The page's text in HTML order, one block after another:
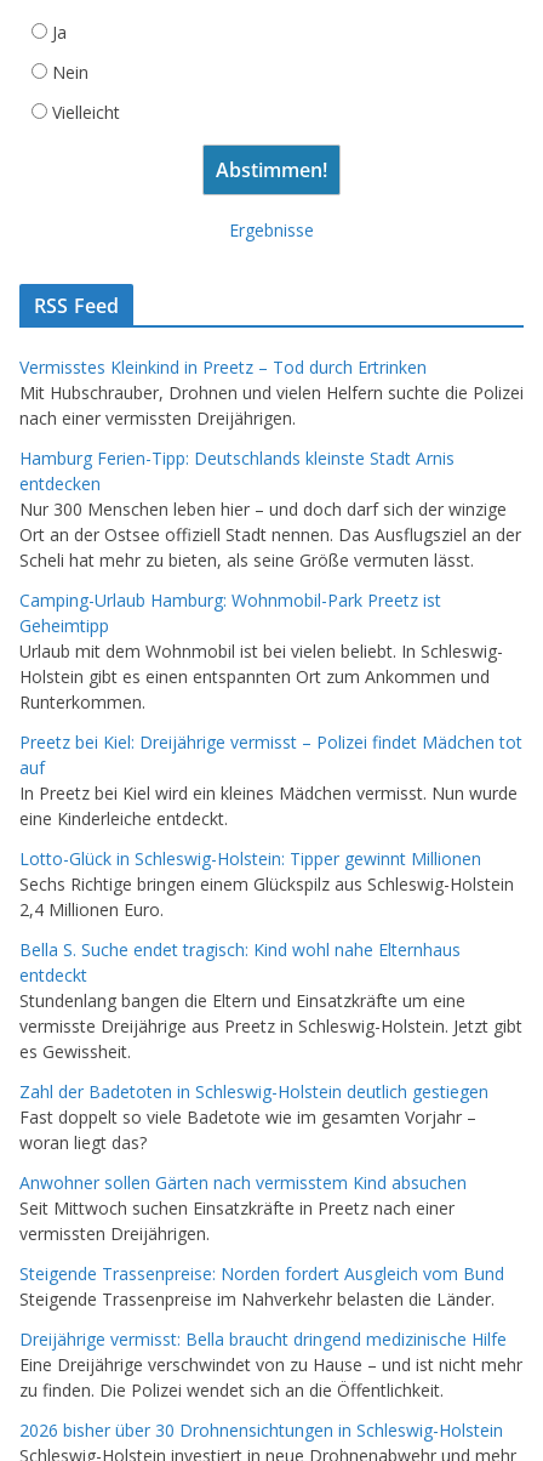
Ja
Nein
Vielleicht
Ergebnisse
RSS Feed
Vermisstes Kleinkind in Preetz – Tod durch Ertrinken
Mit Hubschrauber, Drohnen und vielen Helfern suchte die Polizei
nach einer vermissten Dreijährigen.
Hamburg Ferien-Tipp: Deutschlands kleinste Stadt Arnis
entdecken
Nur 300 Menschen leben hier – und doch darf sich der winzige
Ort an der Ostsee offiziell Stadt nennen. Das Ausflugsziel an der
Scheli hat mehr zu bieten, als seine Größe vermuten lässt.
Camping-Urlaub Hamburg: Wohnmobil-Park Preetz ist
Geheimtipp
Urlaub mit dem Wohnmobil ist bei vielen beliebt. In Schleswig-
Holstein gibt es einen entspannten Ort zum Ankommen und
Runterkommen.
Preetz bei Kiel: Dreijährige vermisst – Polizei findet Mädchen tot
auf
In Preetz bei Kiel wird ein kleines Mädchen vermisst. Nun wurde
eine Kinderleiche entdeckt.
Lotto-Glück in Schleswig-Holstein: Tipper gewinnt Millionen
Sechs Richtige bringen einem Glückspilz aus Schleswig-Holstein
2,4 Millionen Euro.
Bella S. Suche endet tragisch: Kind wohl nahe Elternhaus
entdeckt
Stundenlang bangen die Eltern und Einsatzkräfte um eine
vermisste Dreijährige aus Preetz in Schleswig-Holstein. Jetzt gibt
es Gewissheit.
Zahl der Badetoten in Schleswig-Holstein deutlich gestiegen
Fast doppelt so viele Badetote wie im gesamten Vorjahr –
woran liegt das?
Anwohner sollen Gärten nach vermisstem Kind absuchen
Seit Mittwoch suchen Einsatzkräfte in Preetz nach einer
vermissten Dreijährigen.
Steigende Trassenpreise: Norden fordert Ausgleich vom Bund
Steigende Trassenpreise im Nahverkehr belasten die Länder.
Dreijährige vermisst: Bella braucht dringend medizinische Hilfe
Eine Dreijährige verschwindet von zu Hause – und ist nicht mehr
zu finden. Die Polizei wendet sich an die Öffentlichkeit.
2026 bisher über 30 Drohnensichtungen in Schleswig-Holstein
Schleswig-Holstein investiert in neue Drohnenabwehr und mehr